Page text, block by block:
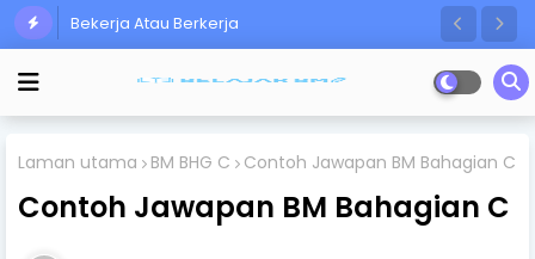
Bekerja Atau Berkerja
Laman utama BM BHG C Contoh Jawapan BM Bahagian C
Contoh Jawapan BM Bahagian C